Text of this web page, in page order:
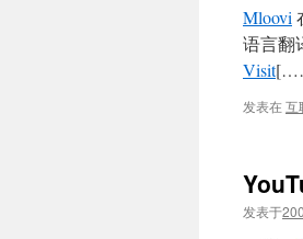
Mloovi
语言翻
Visit
发表在互
发表于